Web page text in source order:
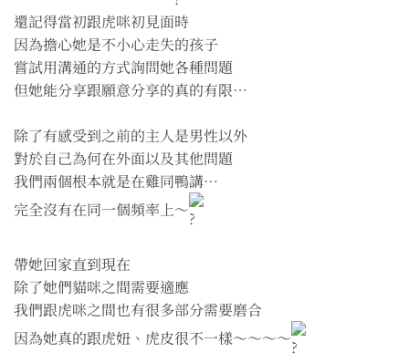
還記得當初跟虎咪初見面時
因為擔心她是不小心走失的孩子
嘗試用溝通的方式詢問她各種問題
但她能分享跟願意分享的真的有限⋯
除了有感受到之前的主人是男性以外
對於自己為何在外面以及其他問題
我們兩個根本就是在雞同鴨講⋯
完全沒有在同一個頻率上～
帶她回家直到現在
除了她們貓咪之間需要適應
我們跟虎咪之間也有很多部分需要磨合
因為她真的跟虎妞、虎皮很不一樣～～～～